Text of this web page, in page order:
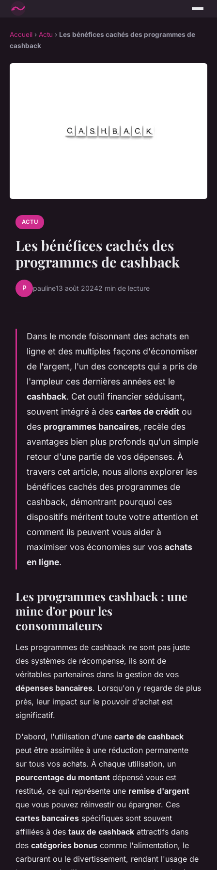
Accueil › Actu › Les bénéfices cachés des programmes de
cashback
ACTU
Les bénéfices cachés des
programmes de cashback
P pauline13 août 20242 min de lecture
Dans le monde foisonnant des achats en
ligne et des multiples façons d'économiser
de l'argent, l'un des concepts qui a pris de
l'ampleur ces dernières années est le
cashback. Cet outil financier séduisant,
souvent intégré à des cartes de crédit ou
des programmes bancaires, recèle des
avantages bien plus profonds qu'un simple
retour d'une partie de vos dépenses. À
travers cet article, nous allons explorer les
bénéfices cachés des programmes de
cashback, démontrant pourquoi ces
dispositifs méritent toute votre attention et
comment ils peuvent vous aider à
maximiser vos économies sur vos achats
en ligne.
Les programmes cashback : une
mine d'or pour les
consommateurs
Les programmes de cashback ne sont pas juste
des systèmes de récompense, ils sont de
véritables partenaires dans la gestion de vos
dépenses bancaires. Lorsqu'on y regarde de plus
près, leur impact sur le pouvoir d'achat est
significatif.
D'abord, l'utilisation d'une carte de cashback
peut être assimilée à une réduction permanente
sur tous vos achats. À chaque utilisation, un
pourcentage du montant dépensé vous est
restitué, ce qui représente une remise d'argent
que vous pouvez réinvestir ou épargner. Ces
cartes bancaires spécifiques sont souvent
affiliées à des taux de cashback attractifs dans
des catégories bonus comme l'alimentation, le
carburant ou le divertissement, rendant l'usage de